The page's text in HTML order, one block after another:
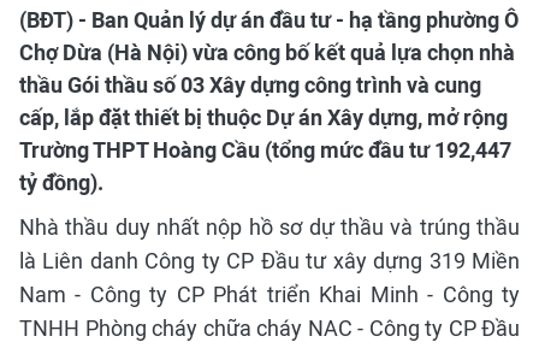
(BĐT) - Ban Quản lý dự án đầu tư - hạ tầng phường Ô
Chợ Dừa (Hà Nội) vừa công bố kết quả lựa chọn nhà
thầu Gói thầu số 03 Xây dựng công trình và cung
cấp, lắp đặt thiết bị thuộc Dự án Xây dựng, mở rộng
Trường THPT Hoàng Cầu (tổng mức đầu tư 192,447
tỷ đồng).
Nhà thầu duy nhất nộp hồ sơ dự thầu và trúng thầu
là Liên danh Công ty CP Đầu tư xây dựng 319 Miền
Nam - Công ty CP Phát triển Khai Minh - Công ty
TNHH Phòng cháy chữa cháy NAC - Công ty CP Đầu